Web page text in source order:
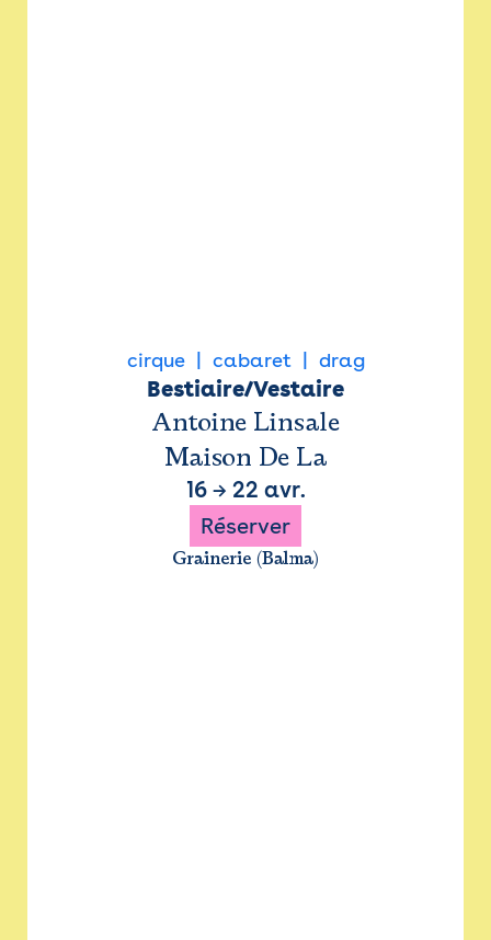
cirque cabaret drag
Bestiaire/Vestaire
Antoine Linsale
Maison De La
16→ 22 avr.
Réserver
Grainerie (Balma)